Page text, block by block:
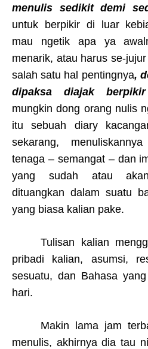
menulis sedikit demi
untuk berpikir di luar
mau ngetik apa ya
menarik, atau harus se-
salah satu hal pentingnya,
dipaksa diajak
mungkin dong orang nulis
itu sebuah diary
sekarang,
tenaga – semangat – dan
yang sudah atau
dituangkan dalam suatu
yang biasa kalian pake.
Tulisan kalian
pribadi kalian, asumsi,
sesuatu, dan Bahasa
hari.
Makin lama jam
menulis, akhirnya dia tau